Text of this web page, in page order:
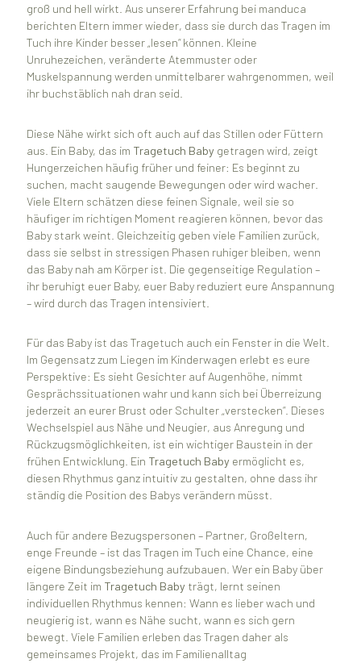
groß und hell wirkt. Aus unserer Erfahrung bei manduca
berichten Eltern immer wieder, dass sie durch das Tragen im
Tuch ihre Kinder besser „lesen“ können. Kleine
Unruhezeichen, veränderte Atemmuster oder
Muskelspannung werden unmittelbarer wahrgenommen, weil
ihr buchstäblich nah dran seid.
Diese Nähe wirkt sich oft auch auf das Stillen oder Füttern
aus. Ein Baby, das im Tragetuch Baby getragen wird, zeigt
Hungerzeichen häufig früher und feiner: Es beginnt zu
suchen, macht saugende Bewegungen oder wird wacher.
Viele Eltern schätzen diese feinen Signale, weil sie so
häufiger im richtigen Moment reagieren können, bevor das
Baby stark weint. Gleichzeitig geben viele Familien zurück,
dass sie selbst in stressigen Phasen ruhiger bleiben, wenn
das Baby nah am Körper ist. Die gegenseitige Regulation –
ihr beruhigt euer Baby, euer Baby reduziert eure Anspannung
– wird durch das Tragen intensiviert.
Für das Baby ist das Tragetuch auch ein Fenster in die Welt.
Im Gegensatz zum Liegen im Kinderwagen erlebt es eure
Perspektive: Es sieht Gesichter auf Augenhöhe, nimmt
Gesprächssituationen wahr und kann sich bei Überreizung
jederzeit an eurer Brust oder Schulter „verstecken“. Dieses
Wechselspiel aus Nähe und Neugier, aus Anregung und
Rückzugsmöglichkeiten, ist ein wichtiger Baustein in der
frühen Entwicklung. Ein Tragetuch Baby ermöglicht es,
diesen Rhythmus ganz intuitiv zu gestalten, ohne dass ihr
ständig die Position des Babys verändern müsst.
Auch für andere Bezugspersonen – Partner, Großeltern,
enge Freunde – ist das Tragen im Tuch eine Chance, eine
eigene Bindungsbeziehung aufzubauen. Wer ein Baby über
längere Zeit im Tragetuch Baby trägt, lernt seinen
individuellen Rhythmus kennen: Wann es lieber wach und
neugierig ist, wann es Nähe sucht, wann es sich gern
bewegt. Viele Familien erleben das Tragen daher als
gemeinsames Projekt, das im Familienalltag